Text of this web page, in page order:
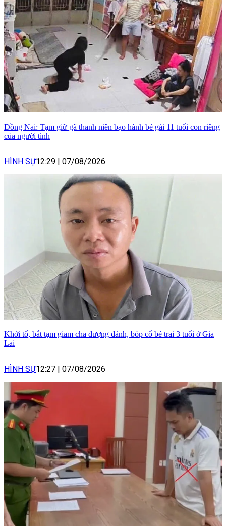
Đồng Nai: Tạm giữ gã thanh niên bạo hành bé gái 11 tuổi con riêng
của người tình
HÌNH SỰ12:29 | 07/08/2026
Khởi tố, bắt tạm giam cha dượng đánh, bóp cổ bé trai 3 tuổi ở Gia
Lai
HÌNH SỰ12:27 | 07/08/2026